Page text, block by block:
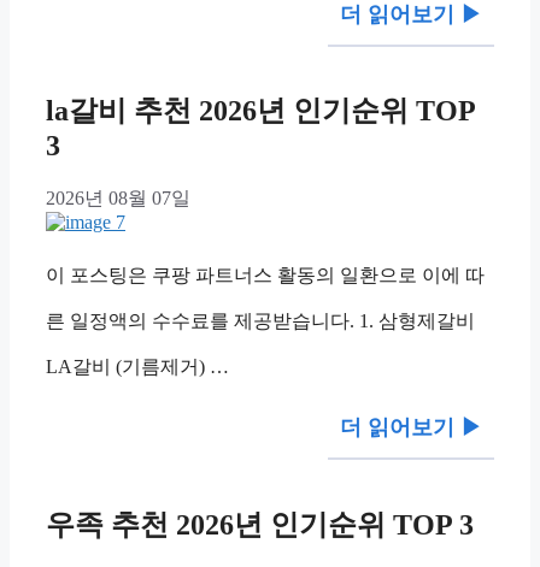
더 읽어보기 ▶︎
la갈비 추천 2026년 인기순위 TOP
3
2026년 08월 07일
이 포스팅은 쿠팡 파트너스 활동의 일환으로 이에 따
른 일정액의 수수료를 제공받습니다. 1. 삼형제갈비
LA갈비 (기름제거) …
더 읽어보기 ▶︎
우족 추천 2026년 인기순위 TOP 3